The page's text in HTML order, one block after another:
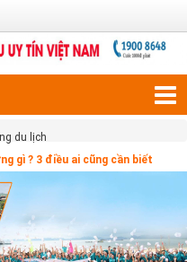
du lịch
gì ? 3 điều ai cũng cần biết